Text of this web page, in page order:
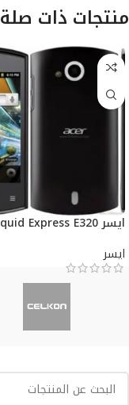
منتجات ذات صلة
ايسر Liquid Express E320
ايسر